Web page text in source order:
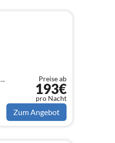
Preise ab
193€
pro Nacht
Zum Angebot